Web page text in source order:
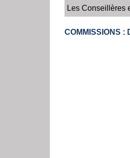
Les Conseillères
COMMISSIONS